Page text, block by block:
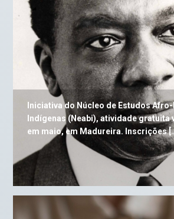
Iniciativa do Núcleo de Estudos
Indígenas (Neabi), atividade gratuita
em maio, em Madureira. Inscrições